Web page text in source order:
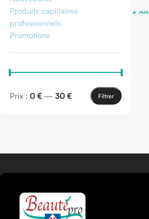
Produits capillaires
professionnels
Promotions
Filtrer
Prix : 0 € — 30 €
4,20